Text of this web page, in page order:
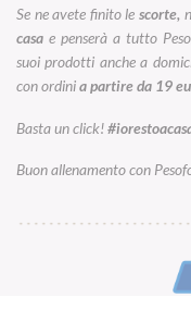
Se ne avete finito lescorte,
casa e penserà a tutto
suoi prodotti anche a
con ordinia partire da 19
Basta un click!
Buon allenamento con